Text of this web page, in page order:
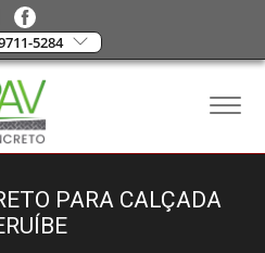
5284
PARA CALÇADA